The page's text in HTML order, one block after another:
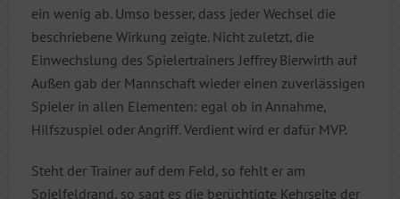
ein wenig ab. Umso besser, dass jeder Wechsel die
beschriebene Wirkung zeigte. Nicht zuletzt, die
Einwechslung des Spielertrainers Jeffrey Bierwirth auf
Außen gab der Mannschaft wieder einen zuverlässigen
Spieler in allen Elementen: egal ob in Annahme,
Hilfszuspiel oder Angriff. Verdient wird er dafür MVP.
Steht der Trainer auf dem Feld, so fehlt er am
Spielfeldrand, so sagt es die berüchtigte Kehrseite der